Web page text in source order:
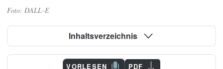
DALL-E
Inhaltsverzeichnis
VORLESEN PDF